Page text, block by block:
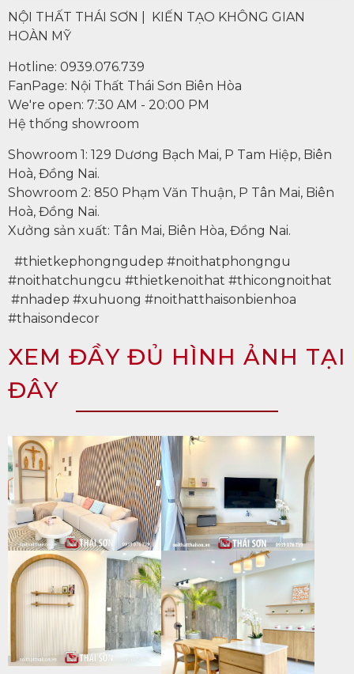
NỘI THẤT THÁI SƠN | KIẾN TẠO KHÔNG GIAN
HOÀN MỸ
Hotline: 0939.076.739
FanPage: Nội Thất Thái Sơn Biên Hòa
We're open: 7:30 AM - 20:00 PM
Hệ thống showroom
Showroom 1: 129 Dương Bạch Mai, P Tam Hiệp, Biên
Hoà, Đồng Nai.
Showroom 2: 850 Phạm Văn Thuận, P Tân Mai, Biên
Hoà, Đồng Nai.
Xưởng sản xuất: Tân Mai, Biên Hòa, Đồng Nai.
#thietkephongngudep #noithatphongngu
#noithatchungcu #thietkenoithat #thicongnoithat
#nhadep #xuhuong #noithatthaisonbienhoa
#thaisondecor
XEM ĐẦY ĐỦ HÌNH ẢNH TẠI
ĐÂY